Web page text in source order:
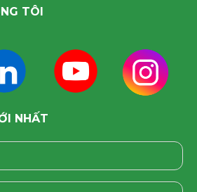
TÔI
NHẤT
empty.